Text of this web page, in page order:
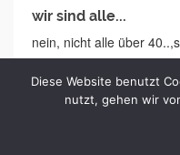
wir sind alle...
nein, nicht alle über
Diese Website benutzt
nutzt, gehen wir